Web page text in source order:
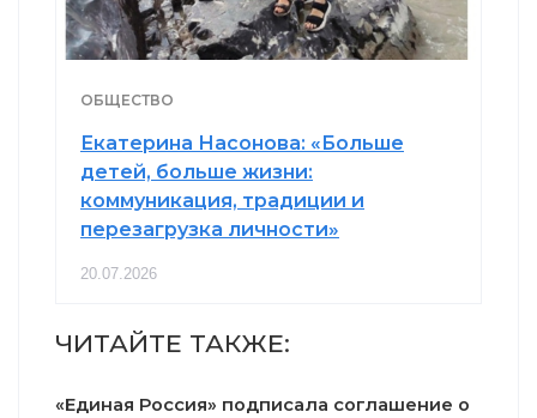
ОБЩЕСТВО
Екатерина Насонова: «Больше
детей, больше жизни:
коммуникация, традиции и
перезагрузка личности»
20.07.2026
ЧИТАЙТЕ ТАКЖЕ:
«Единая Россия» подписала соглашение о